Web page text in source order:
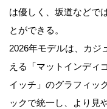
は優しく、坂道などで
とができる。
2026年モデルは、カジ
える「マットインディ
イッチ」のグラフィッ
ックで統一し、より見